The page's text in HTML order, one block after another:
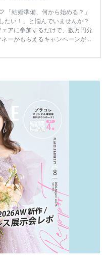
「結婚準備、何から始める？」
たい！」と悩んでいませんか？
アに参加するだけで、数万円分
ーがもらえるキャンペーンがあ
ぶと損をしてしまうことも……。
コレの特典は？」といった疑問も
診断で候補を絞れる「ウェディ
か、体験型 […]続きを読む